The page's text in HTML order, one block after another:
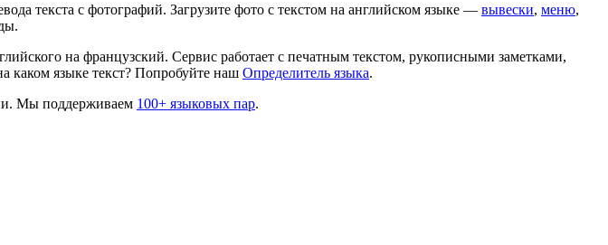
текста с фотографий. Загрузите фото с текстом на английском языке — вывески, меню,
на французский. Сервис работает с печатным текстом, рукописными заметками,
каком языке текст? Попробуйте наш Определитель языка.
Мы поддерживаем 100+ языковых пар.